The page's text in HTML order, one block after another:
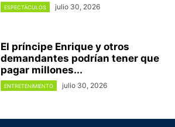
ESPECTÁCULOS julio 30, 2026
El príncipe Enrique y otros
demandantes podrían tener que
pagar millones...
ENTRETENIMIENTO julio 30, 2026